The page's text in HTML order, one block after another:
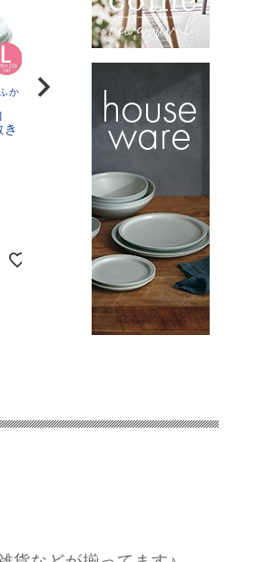
か
maison de reve 北欧インテリアに
ぴったり。丸洗いできるおしゃれな
ヘリンボン柄ラグ [ギフトにおすす
ラグ ヘリンボン
(130×185cm)
送料無料
税込